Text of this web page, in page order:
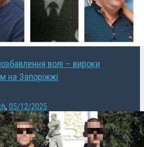
волі – вироки
на Запоріжжі
, 05/12/2025